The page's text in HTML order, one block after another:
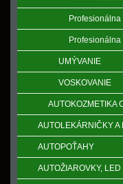
UMÝVANIE
VOSKOVANIE
AUTOKOZMETIKA
AUTOLEKÁRNIČKY
AUTOPOŤAHY
AUTOŽIAROVKY, LED